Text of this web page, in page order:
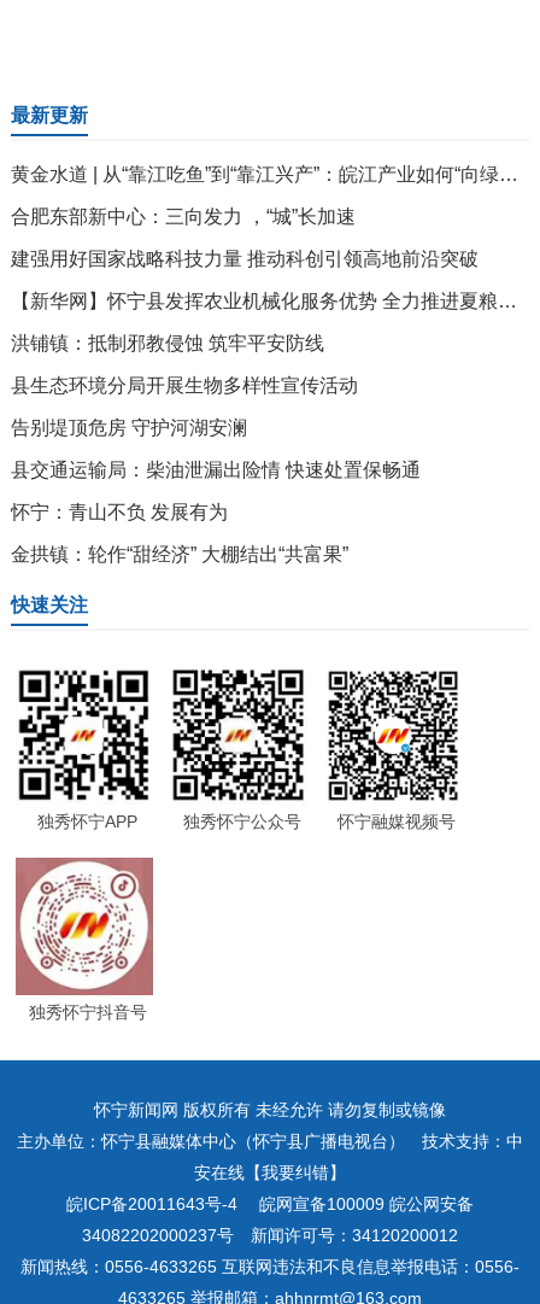
最新更新
黄金水道 | 从“靠江吃鱼”到“靠江兴产”：皖江产业如何“向绿而生”？
合肥东部新中心：三向发力 ，“城”长加速
建强用好国家战略科技力量 推动科创引领高地前沿突破
【新华网】怀宁县发挥农业机械化服务优势 全力推进夏粮抢收
洪铺镇：抵制邪教侵蚀 筑牢平安防线
县生态环境分局开展生物多样性宣传活动
告别堤顶危房 守护河湖安澜
县交通运输局：柴油泄漏出险情 快速处置保畅通
怀宁：青山不负 发展有为
金拱镇：轮作“甜经济” 大棚结出“共富果”
快速关注
独秀怀宁APP 独秀怀宁公众号 怀宁融媒视频号
独秀怀宁抖音号
怀宁新闻网 版权所有 未经允许 请勿复制或镜像
主办单位：怀宁县融媒体中心（怀宁县广播电视台） 技术支持：中
安在线【我要纠错】
皖ICP备20011643号-4皖网宣备100009 皖公网安备
34082202000237号 新闻许可号：34120200012
新闻热线：0556-4633265 互联网违法和不良信息举报电话：0556-
4633265 举报邮箱：ahhnrmt@163.com